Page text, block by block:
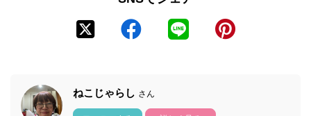
ねこじゃらし さん